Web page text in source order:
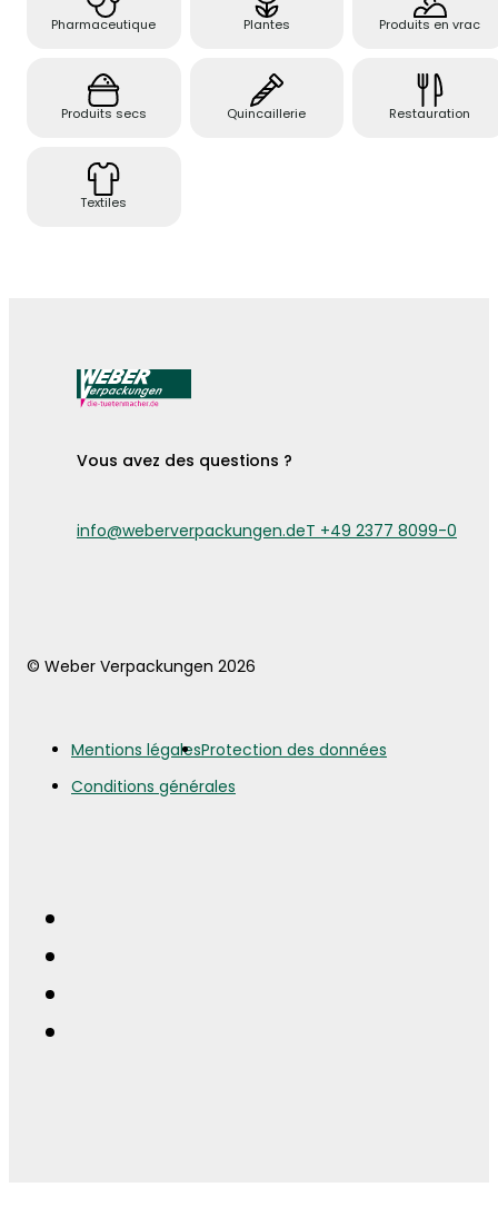
Pharmaceutique Plantes Produits en vrac
Produits secs Quincaillerie Restauration
Textiles
Vous avez des questions ?
info@weberverpackungen.deT +49 2377 8099-0
© Weber Verpackungen 2026
Mentions légalesProtection des données
Conditions générales